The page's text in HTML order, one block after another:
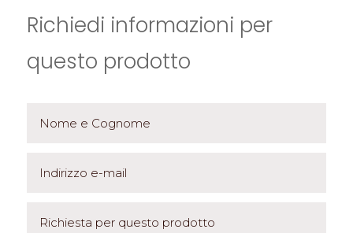
Richiedi informazioni per
questo prodotto